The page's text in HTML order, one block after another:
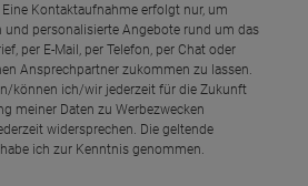
Eine Kontaktaufnahme erfolgt nur, um
personalisierte Angebote rund um das
per E-Mail, per Telefon, per Chat oder
Ansprechpartner zukommen zu lassen.
können ich/wir jederzeit für die Zukunft
meiner Daten zu Werbezwecken
widersprechen. Die geltende
habe ich zur Kenntnis genommen.